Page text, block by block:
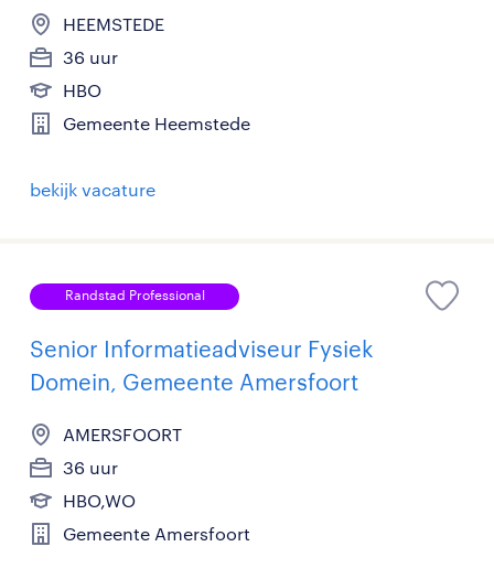
HEEMSTEDE
36 uur
HBO
Gemeente Heemstede
bekijk vacature
Randstad Professional
Senior Informatieadviseur Fysiek
Domein, Gemeente Amersfoort
AMERSFOORT
36 uur
HBO,WO
Gemeente Amersfoort